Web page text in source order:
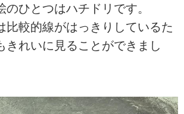
のひとつはハチドリです。
比較的線がはっきりしているた
きれいに見ることができまし